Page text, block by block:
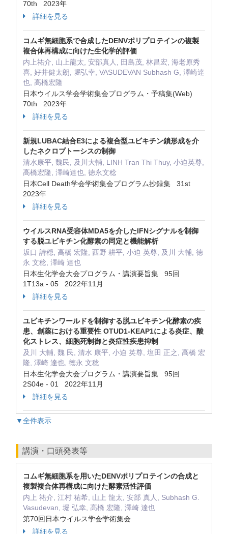
70th 2023年
詳細を見る
コムギ無細胞系で合成したDENVポリプロテインの複製
複合体再構成に向けた生化学的評価
内上祐介, 山上龍太, 安部真人, 田島茂, 林昌宏, 海老原秀
喜, 好井健太朗, 堀弘幸, VASUDEVAN Subhash G, 澤崎達
也, 高橋宏隆
日本ウイルス学会学術集会プログラム・予稿集(Web)
70th 2023年
詳細を見る
新規LUBAC結合E3による複合型ユビキチン鎖形成を介
したネクロプトーシスの制御
清水康平, 魏民, 及川大輔, LINH Tran Thi Thuy, 小迫英尊,
高橋宏隆, 澤崎達也, 徳永文稔
日本Cell Death学会学術集会プログラム抄録集 31st
2023年
詳細を見る
ウイルスRNA受容体MDA5を介したIFNシグナルを制御
する脱ユビキチン化酵素の同定と機能解析
坂口 詩穏, 高橋 宏隆, 西野 耕平, 小迫 英尊, 及川 大輔, 徳
永 文稔, 澤崎 達也
日本生化学会大会プログラム・講演要旨集 95回
1T13a - 05 2022年11月
詳細を見る
ユビキチンワールドを制御する脱ユビキチン化酵素の疾
患、創薬における重要性 OTUD1-KEAP1による炎症、酸
化ストレス、細胞死制御と炎症性疾患抑制
及川 大輔, 魏 民, 清水 康平, 小迫 英尊, 塩田 正之, 高橋 宏
隆, 澤崎 達也, 徳永 文稔
日本生化学会大会プログラム・講演要旨集 95回
2S04e - 01 2022年11月
詳細を見る
▼全件表示
講演・口頭発表等
コムギ無細胞系を用いたDENVポリプロテインの合成と
複製複合体再構成に向けた酵素活性評価
内上 祐介, 江村 祐希, 山上 龍太, 安部 真人, Subhash G.
Vasudevan, 堀 弘幸, 高橋 宏隆, 澤崎 達也
第70回日本ウイルス学会学術集会
詳細を見る